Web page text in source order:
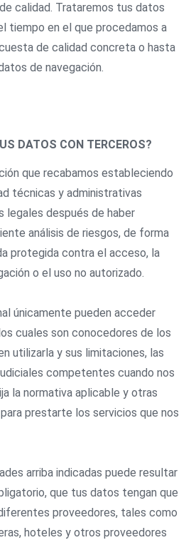
calidad. Trataremos tus datos
tiempo en el que procedamos a
de calidad concreta o hasta
de navegación.
DATOS CON TERCEROS?
que recabamos estableciendo
técnicas y administrativas
legales después de haber
análisis de riesgos, de forma
protegida contra el acceso, la
o el uso no autorizado.
únicamente pueden acceder
cuales son conocedores de los
utilizarla y sus limitaciones, las
competentes cuando nos
la normativa aplicable y otras
prestarte los servicios que nos
arriba indicadas puede resultar
que tus datos tengan que
proveedores, tales como
hoteles y otros proveedores